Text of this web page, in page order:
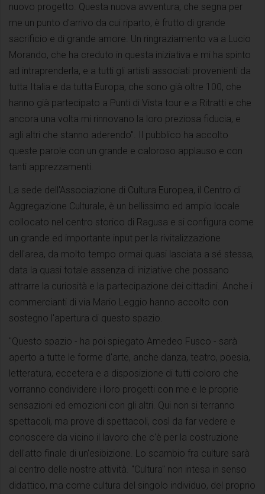
nuovo progetto. Questa nuova avventura, che segna per
me un punto d'arrivo da cui riparto, è frutto di grande
sacrificio e di grande amore. Un ringraziamento va a Lucio
Morando, che ha creduto in questa iniziativa e mi ha spinto
ad intraprenderla, e a tutti gli artisti associati provenienti da
tutta Italia e da tutta Europa, che sono già oltre 100, che
hanno già partecipato a Punti di Vista tour e a Ritratti e che
ancora una volta mi rinnovano la loro preziosa fiducia, e
agli altri che stanno aderendo". Il pubblico ha accolto
queste parole con un grande e caloroso applauso e con
tanti apprezzamenti.
La sede dell'Associazione di Cultura Europea, il Centro di
Aggregazione Culturale, è un bellissimo ed ampio locale
collocato nel centro storico di Ragusa e si configura come
un grande ed importante input per la rivitalizzazione
dell'area, da molto tempo ormai quasi lasciata a sé stessa,
data la quasi totale assenza di iniziative che possano
attrarre la curiosità e la partecipazione dei cittadini. Anche i
commercianti di via Mario Leggio hanno accolto con
sostegno l'apertura di questo spazio.
"Questo spazio - ha poi spiegato Amedeo Fusco - sarà
aperto a tutte le forme d'arte, anche danza, teatro, poesia,
letteratura, eccetera e a disposizione di tutti coloro che
vorranno condividere i loro progetti con me e le proprie
sensazioni ed emozioni con gli altri. Qui non si terranno
spettacoli, ma prove di spettacoli, così da far vedere e
conoscere da vicino il lavoro che c'è per la costruzione
dell'atto finale di un'esibizione. Lo scambio fra culture sarà
al centro delle nostre attività. "Cultura" non intesa in senso
didattico, ma come cultura del singolo individuo, del proprio